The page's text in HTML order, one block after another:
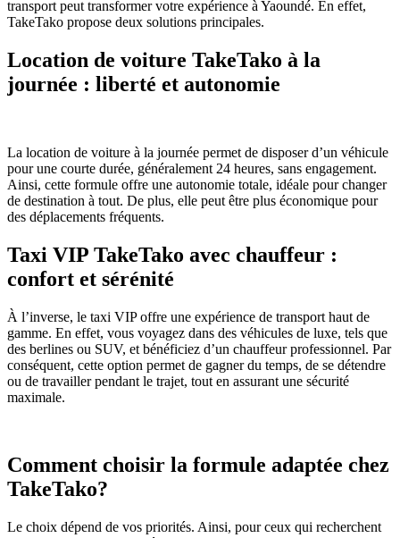
transport peut transformer votre expérience à Yaoundé. En effet,
TakeTako propose deux solutions principales.
Location de voiture TakeTako à la
journée : liberté et autonomie
La location de voiture à la journée permet de disposer d’un véhicule
pour une courte durée, généralement 24 heures, sans engagement.
Ainsi, cette formule offre une autonomie totale, idéale pour changer
de destination à tout. De plus, elle peut être plus économique pour
des déplacements fréquents.
Taxi VIP TakeTako avec chauffeur :
confort et sérénité
À l’inverse, le taxi VIP offre une expérience de transport haut de
gamme. En effet, vous voyagez dans des véhicules de luxe, tels que
des berlines ou SUV, et bénéficiez d’un chauffeur professionnel. Par
conséquent, cette option permet de gagner du temps, de se détendre
ou de travailler pendant le trajet, tout en assurant une sécurité
maximale.
Comment choisir la formule adaptée chez
TakeTako?
Le choix dépend de vos priorités. Ainsi, pour ceux qui recherchent